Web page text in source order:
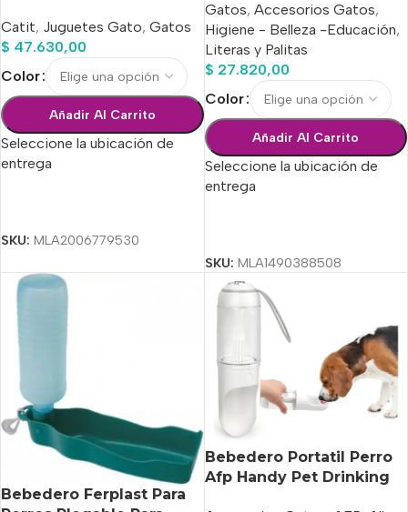
Catit, Juguetes Gato, Gatos
$ 47.630,00
Color
Añadir Al Carrito
Seleccione la ubicación de
entrega
SKU: MLA2006779530
Gatos, Accesorios Gatos,
Higiene - Belleza -Educación,
Literas y Palitas
$ 27.820,00
Color
Añadir Al Carrito
Seleccione la ubicación de
entrega
SKU: MLA1490388508
Bebedero Ferplast Para
Bebedero Portatil Perro
Afp Handy Pet Drinking